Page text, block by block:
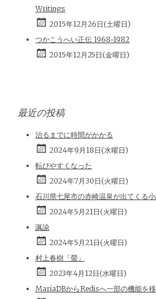
Writings
2015年12月26日(土曜日)
つかこうへい正伝 1968-1982
2015年12月25日(金曜日)
最近の投稿
治るまでに時間がかかる
2024年9月18日(水曜日)
転びやすくなった
2024年7月30日(火曜日)
石川県七尾市の赤崎温泉が出てくる
2024年5月21日(火曜日)
諷諭
2024年5月21日(火曜日)
村上春樹「螢」
2023年4月12日(水曜日)
MariaDBからRedisへ一部の機能を移